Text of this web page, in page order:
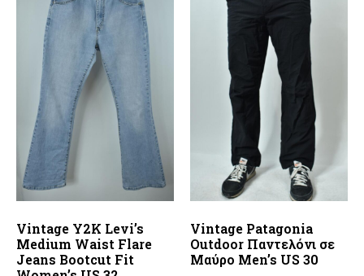
Vintage Y2K Levi’s
Medium Waist Flare
Jeans Bootcut Fit
Vintage Patagonia
Outdoor Παντελόνι σε
Μαύρο Men’s US 30